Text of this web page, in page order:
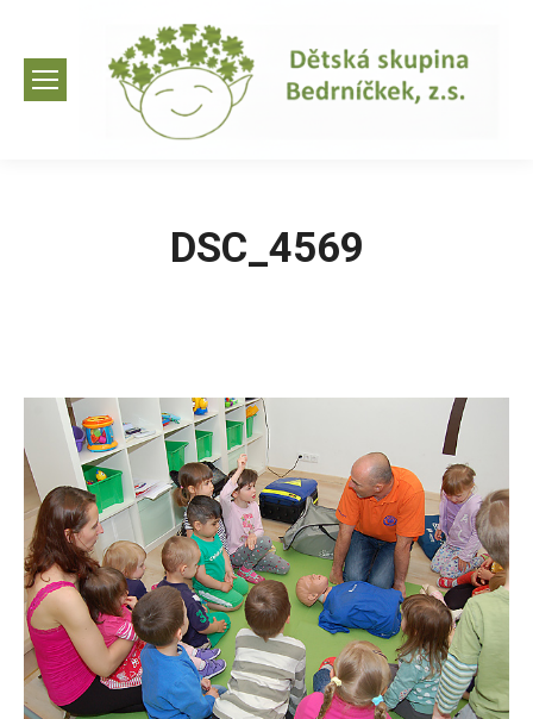
DSC_4569